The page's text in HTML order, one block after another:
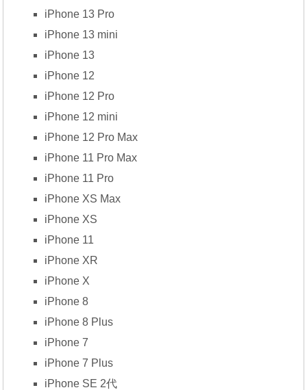
iPhone 13 Pro
iPhone 13 mini
iPhone 13
iPhone 12
iPhone 12 Pro
iPhone 12 mini
iPhone 12 Pro Max
iPhone 11 Pro Max
iPhone 11 Pro
iPhone XS Max
iPhone XS
iPhone 11
iPhone XR
iPhone X
iPhone 8
iPhone 8 Plus
iPhone 7
iPhone 7 Plus
iPhone SE 2代